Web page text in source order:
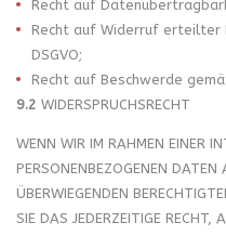
Recht auf
Recht auf Widerruf erteilter
DSGVO;
Recht auf Beschwerde
9.2 WIDERSPRUCHSRECHT
WENN WIR IM RAHMEN EINER
PERSONENBEZOGENEN DATEN
ÜBERWIEGENDEN
SIE DAS JEDERZEITIGE RECHT,